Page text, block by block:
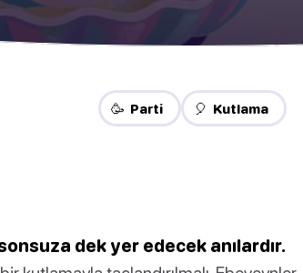
🥳 Parti 🎈 Kutlama
dek yer edecek anılardır.